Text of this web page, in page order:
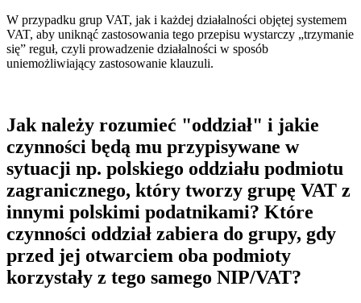
W przypadku grup VAT, jak i każdej działalności objętej systemem
VAT, aby uniknąć zastosowania tego przepisu wystarczy „trzymanie
się” reguł, czyli prowadzenie działalności w sposób
uniemożliwiający zastosowanie klauzuli.
Jak należy rozumieć "oddział" i jakie
czynności będą mu przypisywane w
sytuacji np. polskiego oddziału podmiotu
zagranicznego, który tworzy grupę VAT z
innymi polskimi podatnikami? Które
czynności oddział zabiera do grupy, gdy
przed jej otwarciem oba podmioty
korzystały z tego samego NIP/VAT?